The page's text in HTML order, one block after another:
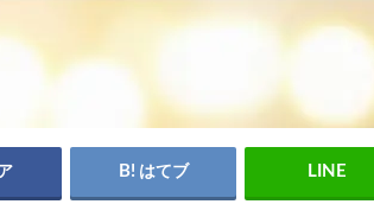
はてブ